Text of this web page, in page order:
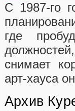
С 1987-го
где
снимает
арт-хауса
Архив